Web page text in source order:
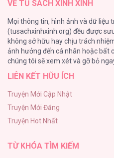
50
Tuyển Tập Manhwa
44
CẨN THẬN TRĂNG
Con Tim Rung Động
41
VỀ TỦ SÁCH XINH XINH
Mọi thông tin, hình ảnh và dữ liệu
(tusachxinhxinh.org) đều được
không sở hữu hay chịu trách
ảnh hưởng đến cá nhân hoặc bất
chúng tôi sẽ xem xét và gỡ bỏ
LIÊN KẾT HỮU ÍCH
Truyện Mới Cập Nhật
Truyện Mới Đăng
Truyện Hot Nhất
TỪ KHÓA TÌM KIẾM